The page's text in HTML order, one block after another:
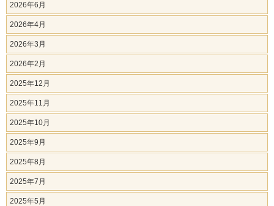
2026年6月
2026年4月
2026年3月
2026年2月
2025年12月
2025年11月
2025年10月
2025年9月
2025年8月
2025年7月
2025年5月